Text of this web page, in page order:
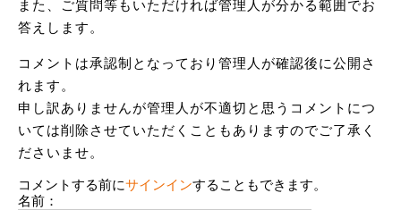
また、ご質問等もいただければ管理人が分かる範囲でお
答えします。
コメントは承認制となっており管理人が確認後に公開さ
れます。
申し訳ありませんが管理人が不適切と思うコメントにつ
いては削除させていただくこともありますのでご了承く
ださいませ。
コメントする前にサインインすることもできます。
名前：